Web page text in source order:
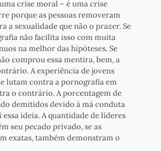
crise moral – é uma crise
porque as pessoas removeram
a sexualidade que não o prazer. Se
não facilita isso com muita
na melhor das hipóteses. Se
comprou essa mentira, bem, a
A experiência de jovens
lutam contra a pornografia em
o contrário. A porcentagem de
demitidos devido à má conduta
ideia. A quantidade de líderes
seu pecado privado, se as
exatas, também demonstram o